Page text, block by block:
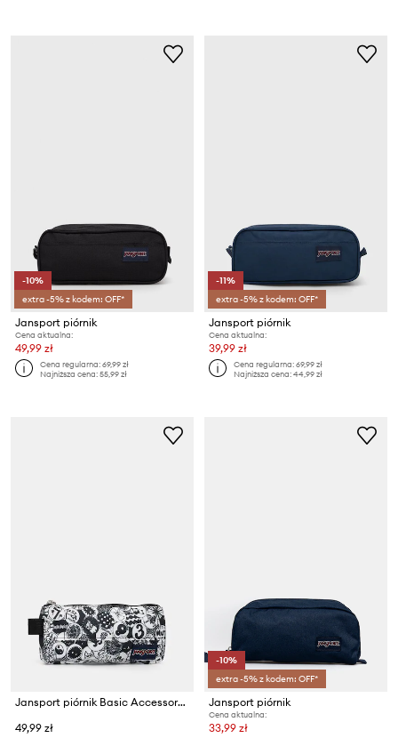
-10%
extra -5% z kodem: OFF*
Jansport piórnik
Cena aktualna:
49,99 zł
Cena regularna:69,99 zł
Najniższa cena:55,99 zł
-11%
extra -5% z kodem: OFF*
Jansport piórnik
Cena aktualna:
39,99 zł
Cena regularna:69,99 zł
Najniższa cena:44,99 zł
Jansport piórnik Basic Accessory Pouch
49,99 zł
-10%
extra -5% z kodem: OFF*
Jansport piórnik
Cena aktualna:
33,99 zł